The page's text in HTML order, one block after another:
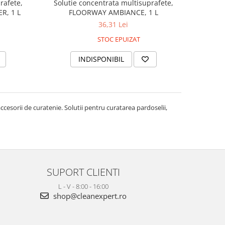
1 L
Solutie concentrata multisuprafete,
FLOORWAY AMBIANCE, 1 L
36,31 Lei
STOC EPUIZAT
INDISPONIBIL
de curatenie. Solutii pentru curatarea pardoselii,
SUPORT CLIENTI
L - V - 8:00 - 16:00
shop@cleanexpert.ro